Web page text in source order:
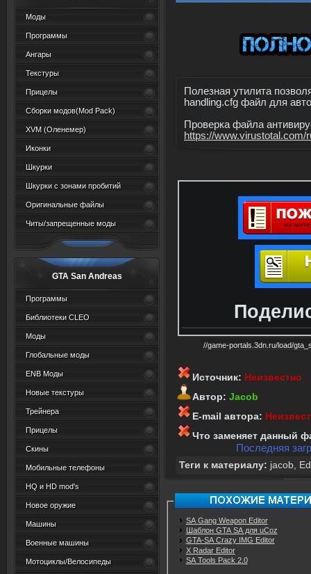
Моды
Программы
Ангары
Текстуры
Прицелы
Сборки модов(Mod Pack)
XVM (Oленемер)
Иконки
Шкурки
Шкурки с зонами пробитий
Оригинальные файлы
Читы/запрещенные моды
GTA San Andreas
Программы
Библиотеки CLEO
Моды
Глобальные моды
ENB Моды
Новые текстуры
Трейнера
Прицелы
Скины
Мобильные телефоны
HQ и HD mod's
Новое оружие
Машины
Военные машины
Мотоциклы/Велосипеды
Полезная утилита
handling.cfg файл для
Проверка файла
https://www.virustotal.com/
Источник: Неизвестно
Автор: Jacob
E-mail автора:
Что заменяет данный
Последняя
Теги к материалу: jacob
SA Gang Weapon Editor
Шаблон GTA SA для uCoz
GTA-SA Crazy IMG Editor
X Radar Editor
SA Tools Pack 2.0